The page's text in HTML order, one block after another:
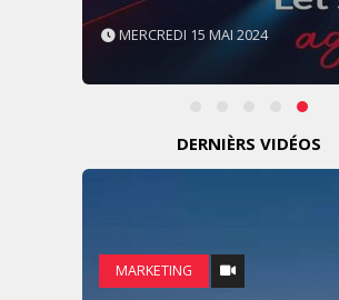
MERCREDI 15 MAI 2024
DERNIÈRS VIDÉOS
MARKETING